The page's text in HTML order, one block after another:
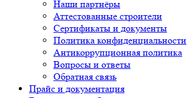
Наши партнёры
Аттестованные строители
Сертификаты и документы
Политика конфиденциальности
Антикоррупционная политика
Вопросы и ответы
Обратная связь
Прайс и документация